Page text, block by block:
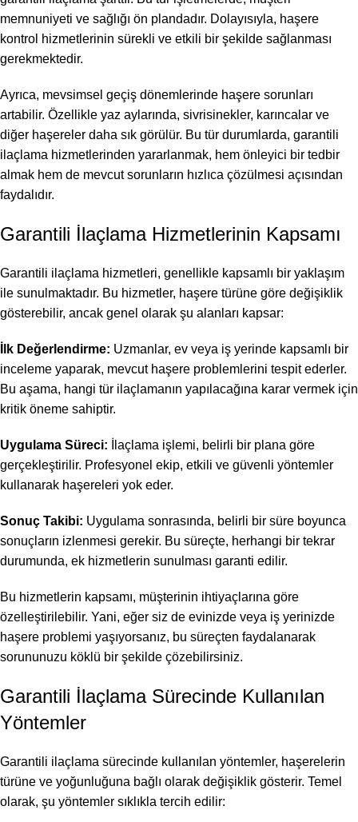
memnuniyeti ve sağlığı ön plandadır. Dolayısıyla, haşere
kontrol hizmetlerinin sürekli ve etkili bir şekilde sağlanması
gerekmektedir.
Ayrıca, mevsimsel geçiş dönemlerinde haşere sorunları
artabilir. Özellikle yaz aylarında, sivrisinekler, karıncalar ve
diğer haşereler daha sık görülür. Bu tür durumlarda, garantili
ilaçlama hizmetlerinden yararlanmak, hem önleyici bir tedbir
almak hem de mevcut sorunların hızlıca çözülmesi açısından
faydalıdır.
Garantili İlaçlama Hizmetlerinin Kapsamı
Garantili ilaçlama hizmetleri, genellikle kapsamlı bir yaklaşım
ile sunulmaktadır. Bu hizmetler, haşere türüne göre değişiklik
gösterebilir, ancak genel olarak şu alanları kapsar:
İlk Değerlendirme: Uzmanlar, ev veya iş yerinde kapsamlı bir
inceleme yaparak, mevcut haşere problemlerini tespit ederler.
Bu aşama, hangi tür ilaçlamanın yapılacağına karar vermek için
kritik öneme sahiptir.
Uygulama Süreci: İlaçlama işlemi, belirli bir plana göre
gerçekleştirilir. Profesyonel ekip, etkili ve güvenli yöntemler
kullanarak haşereleri yok eder.
Sonuç Takibi: Uygulama sonrasında, belirli bir süre boyunca
sonuçların izlenmesi gerekir. Bu süreçte, herhangi bir tekrar
durumunda, ek hizmetlerin sunulması garanti edilir.
Bu hizmetlerin kapsamı, müşterinin ihtiyaçlarına göre
özelleştirilebilir. Yani, eğer siz de evinizde veya iş yerinizde
haşere problemi yaşıyorsanız, bu süreçten faydalanarak
sorununuzu köklü bir şekilde çözebilirsiniz.
Garantili İlaçlama Sürecinde Kullanılan
Yöntemler
Garantili ilaçlama sürecinde kullanılan yöntemler, haşerelerin
türüne ve yoğunluğuna bağlı olarak değişiklik gösterir. Temel
olarak, şu yöntemler sıklıkla tercih edilir: